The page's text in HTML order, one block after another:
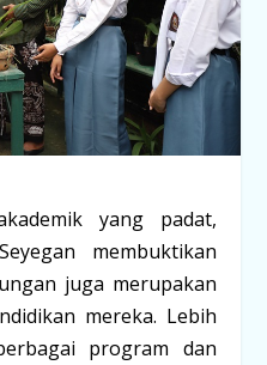
yang padat,
membuktikan
juga merupakan
mereka. Lebih
program dan